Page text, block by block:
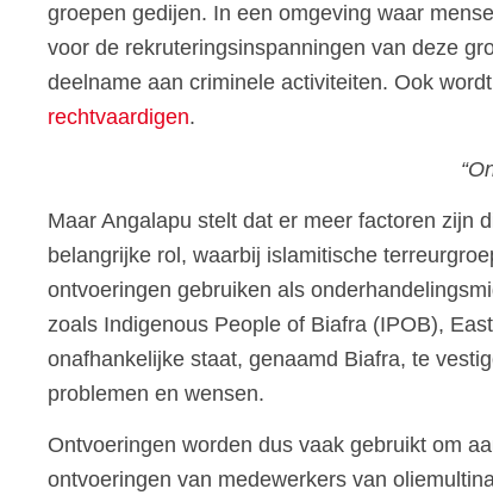
groepen gedijen. In een omgeving waar
voor de rekruteringsinspanningen van deze
deelname aan criminele activiteiten. Ook
rechtvaardigen.
Maar Angalapu stelt dat er meer factoren zijn
belangrijke rol, waarbij islamitische
ontvoeringen gebruiken als
zoals Indigenous People of Biafra (IPOB),
onafhankelijke staat, genaamd Biafra, te
problemen en wensen.
Ontvoeringen worden dus vaak gebruikt om
ontvoeringen van medewerkers van